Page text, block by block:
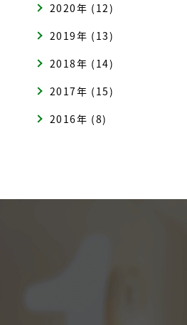
2020年 (12)
2019年 (13)
2018年 (14)
2017年 (15)
2016年 (8)